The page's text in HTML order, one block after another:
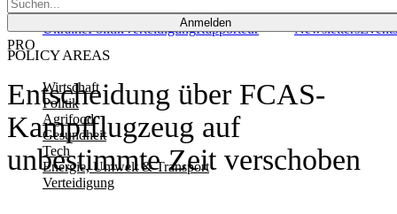
Anmelden
POLICY AREAS
Wirtschaft
Politik
Agrifood
Gesundheit
Tech
Energie, Umwelt & Transport
Verteidigung
UkrainePolitikVerteidigungRapporteur NewslettersEvents
Entscheidung über FCAS-
Kampfflugzeug auf
unbestimmte Zeit verschoben
PRO